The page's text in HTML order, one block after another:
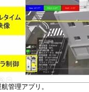
管理アプリ。